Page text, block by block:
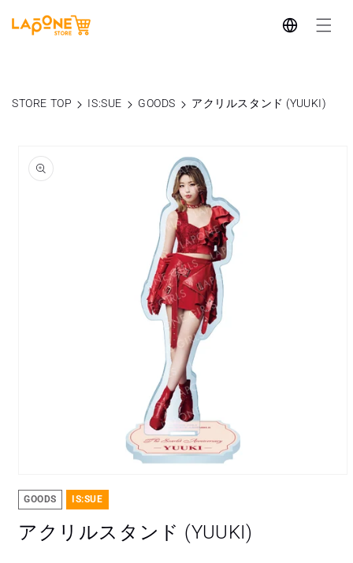
ンツに
進む
言
語
STORE TOP IS:SUE GOODS アクリルスタンド (YUUKI)
報にス
キップ
ー
ダ
ル
で
GOODS IS:SUE
アクリルスタンド (YUUKI)